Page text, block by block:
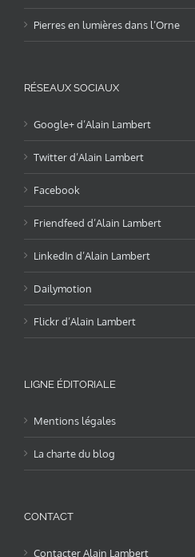
Pierres en lumières dans l’Orne
RÉSEAUX SOCIAUX
Google+ d’Alain Lambert
Twitter d’Alain Lambert
Facebook
Friendfeed d’Alain Lambert
LinkedIn d’Alain Lambert
Dailymotion
Flickr d’Alain Lambert
LIGNE ÉDITORIALE
Mentions légales
La charte du blog
CONTACT
Contacter Alain Lambert